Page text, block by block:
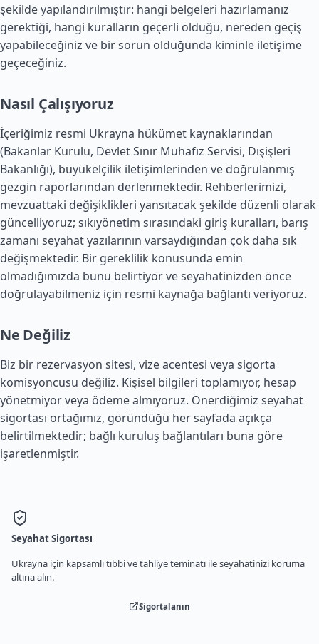
şekilde yapılandırılmıştır: hangi belgeleri hazırlamanız
gerektiği, hangi kuralların geçerli olduğu, nereden geçiş
yapabileceğiniz ve bir sorun olduğunda kiminle iletişime
geçeceğiniz.
Nasıl Çalışıyoruz
İçeriğimiz resmi Ukrayna hükümet kaynaklarından
(Bakanlar Kurulu, Devlet Sınır Muhafız Servisi, Dışişleri
Bakanlığı), büyükelçilik iletişimlerinden ve doğrulanmış
gezgin raporlarından derlenmektedir. Rehberlerimizi,
mevzuattaki değişiklikleri yansıtacak şekilde düzenli olarak
güncelliyoruz; sıkıyönetim sırasındaki giriş kuralları, barış
zamanı seyahat yazılarının varsaydığından çok daha sık
değişmektedir. Bir gereklilik konusunda emin
olmadığımızda bunu belirtiyor ve seyahatinizden önce
doğrulayabilmeniz için resmi kaynağa bağlantı veriyoruz.
Ne Değiliz
Biz bir rezervasyon sitesi, vize acentesi veya sigorta
komisyoncusu değiliz. Kişisel bilgileri toplamıyor, hesap
yönetmiyor veya ödeme almıyoruz. Önerdiğimiz seyahat
sigortası ortağımız, göründüğü her sayfada açıkça
belirtilmektedir; bağlı kuruluş bağlantıları buna göre
işaretlenmiştir.
Seyahat Sigortası
Ukrayna için kapsamlı tıbbi ve tahliye teminatı ile seyahatinizi koruma
altına alın.
Sigortalanın